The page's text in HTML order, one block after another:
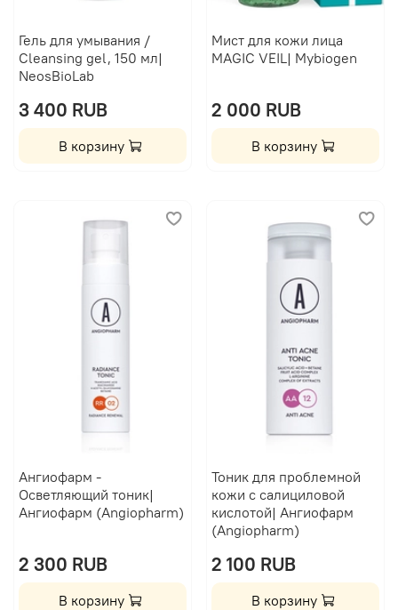
Гель для умывания /
Cleansing gel, 150 мл|
NeosBioLab
3 400 RUB
В корзину
Мист для кожи лица
MAGIC VEIL| Mybiogen
2 000 RUB
В корзину
Ангиофарм -
Осветляющий тоник|
Ангиофарм (Angiopharm)
2 300 RUB
В корзину
Тоник для проблемной
кожи с салициловой
кислотой| Ангиофарм
(Angiopharm)
2 100 RUB
В корзину